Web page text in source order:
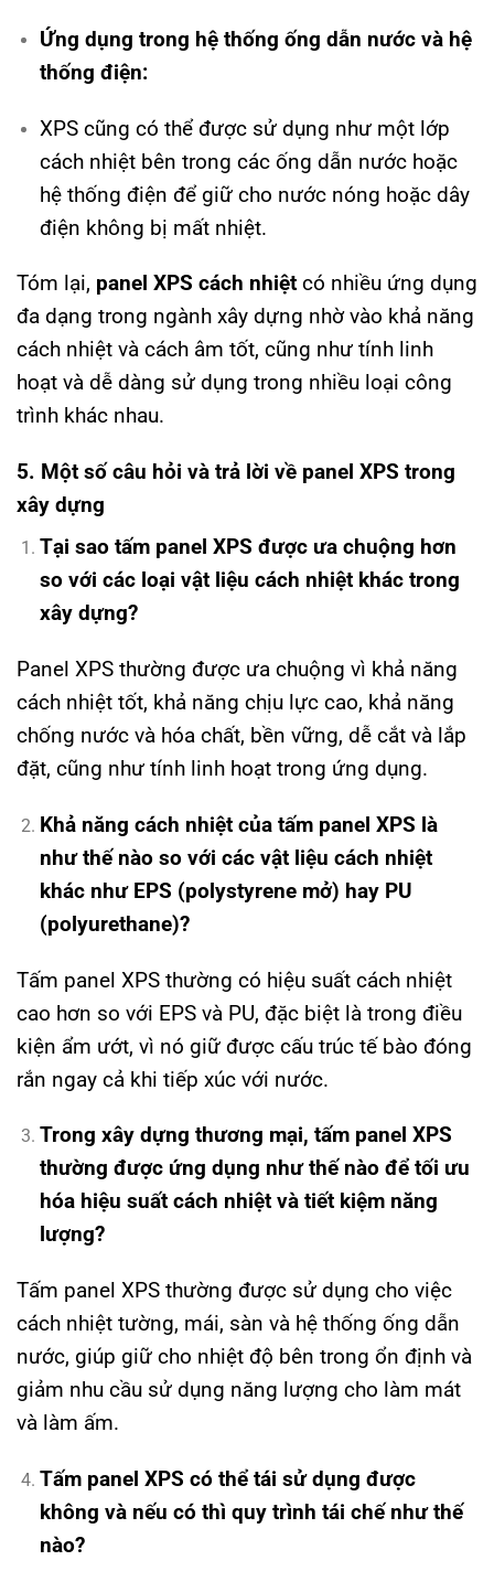
Ứng dụng trong hệ thống ống dẫn nước và hệ
thống điện:
XPS cũng có thể được sử dụng như một lớp
cách nhiệt bên trong các ống dẫn nước hoặc
hệ thống điện để giữ cho nước nóng hoặc dây
điện không bị mất nhiệt.
Tóm lại, panel XPS cách nhiệt có nhiều ứng dụng
đa dạng trong ngành xây dựng nhờ vào khả năng
cách nhiệt và cách âm tốt, cũng như tính linh
hoạt và dễ dàng sử dụng trong nhiều loại công
trình khác nhau.
5. Một số câu hỏi và trả lời về panel XPS trong
xây dựng
Tại sao tấm panel XPS được ưa chuộng hơn
so với các loại vật liệu cách nhiệt khác trong
xây dựng?
Panel XPS thường được ưa chuộng vì khả năng
cách nhiệt tốt, khả năng chịu lực cao, khả năng
chống nước và hóa chất, bền vững, dễ cắt và lắp
đặt, cũng như tính linh hoạt trong ứng dụng.
Khả năng cách nhiệt của tấm panel XPS là
như thế nào so với các vật liệu cách nhiệt
khác như EPS (polystyrene mở) hay PU
(polyurethane)?
Tấm panel XPS thường có hiệu suất cách nhiệt
cao hơn so với EPS và PU, đặc biệt là trong điều
kiện ẩm ướt, vì nó giữ được cấu trúc tế bào đóng
rắn ngay cả khi tiếp xúc với nước.
Trong xây dựng thương mại, tấm panel XPS
thường được ứng dụng như thế nào để tối ưu
hóa hiệu suất cách nhiệt và tiết kiệm năng
lượng?
Tấm panel XPS thường được sử dụng cho việc
cách nhiệt tường, mái, sàn và hệ thống ống dẫn
nước, giúp giữ cho nhiệt độ bên trong ổn định và
giảm nhu cầu sử dụng năng lượng cho làm mát
và làm ấm.
Tấm panel XPS có thể tái sử dụng được
không và nếu có thì quy trình tái chế như thế
nào?